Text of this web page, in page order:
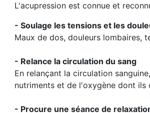
L'acupression est connue et
- Soulage les tensions et les
Maux de dos, douleurs lombaires,
- Relance la circulation du sang
En relançant la circulation
nutriments et de l'oxygène dont ils
- Procure une séance de